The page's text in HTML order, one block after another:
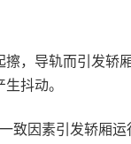
，导轨而引发轿
抖动。
致因素引发轿厢